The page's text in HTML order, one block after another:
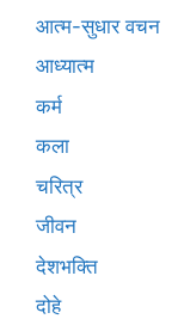
आत्म-सुधार वचन
आध्यात्म
कर्म
कला
चरित्र
जीवन
देशभक्ति
दोहे